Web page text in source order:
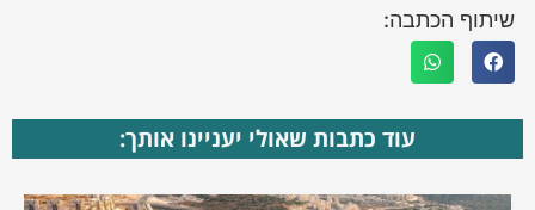
שיתוף הכתבה:
עוד כתבות שאולי יעניינו אותך: